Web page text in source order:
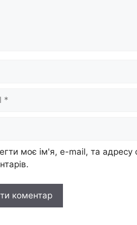
моє ім'я, e-mail, та адресу